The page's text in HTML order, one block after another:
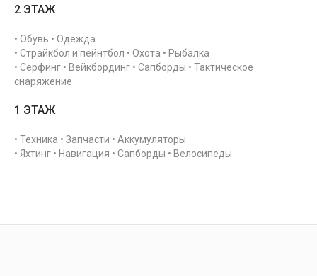
2 ЭТАЖ
• Обувь • Одежда
• Страйкбол и пейнтбол • Охота • Рыбалка
• Серфинг • Вейкбординг • Сапборды • Тактическое
снаряжение
1 ЭТАЖ
• Техника • Запчасти • Аккумуляторы
• Яхтинг • Навигация • Сапборды • Велосипеды